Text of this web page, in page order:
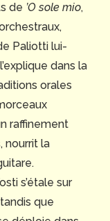
de ’O sole mio,
Paliotti lui-
dans la
orales
raffinement
nourrit la
s’étale sur
que